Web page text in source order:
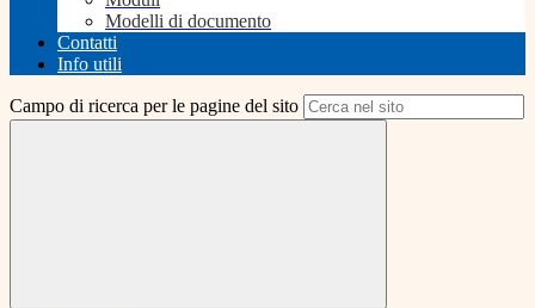
Modelli di documento
Contatti
Info utili
Campo di ricerca per le pagine del sito